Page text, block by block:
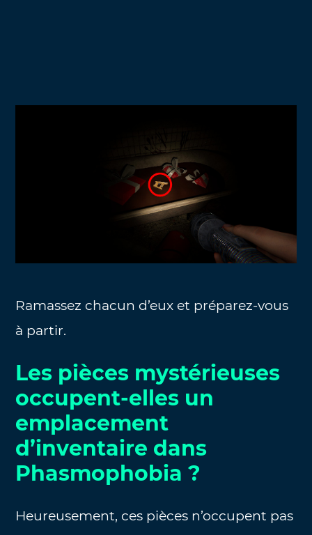
Ramassez chacun d’eux et préparez-vous
à partir.
Les pièces mystérieuses
occupent-elles un
emplacement
d’inventaire dans
Phasmophobia ?
Heureusement, ces pièces n’occupent pas